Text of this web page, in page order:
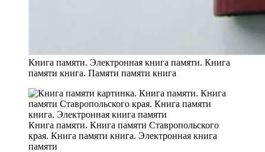
Книга памяти. Электронная книга памяти. Книга
памяти книга. Памяти памяти книга
Книга памяти. Книга памяти Ставропольского
края. Книга памяти книга. Электронная книга
памяти